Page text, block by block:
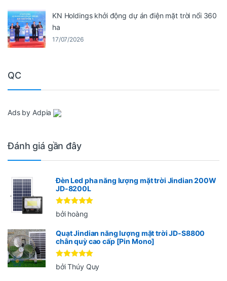
KN Holdings khởi động dự án điện mặt trời nổi 360
ha
17/07/2026
QC
Ads by Adpia
Đánh giá gần đây
Đèn Led pha năng lượng mặt trời Jindian 200W
JD-8200L
Được xếp
hạng55
bởi hoàng
Quạt Jindian năng lượng mặt trời JD-S8800
chân quỳ cao cấp [Pin Mono]
Được xếp
hạng 5 5
bởi Thúy Quy